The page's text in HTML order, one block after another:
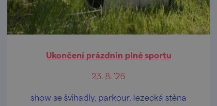
Ukončení prázdnin plné sportu
23. 8. '26
show se švihadly, parkour, lezecká stěna